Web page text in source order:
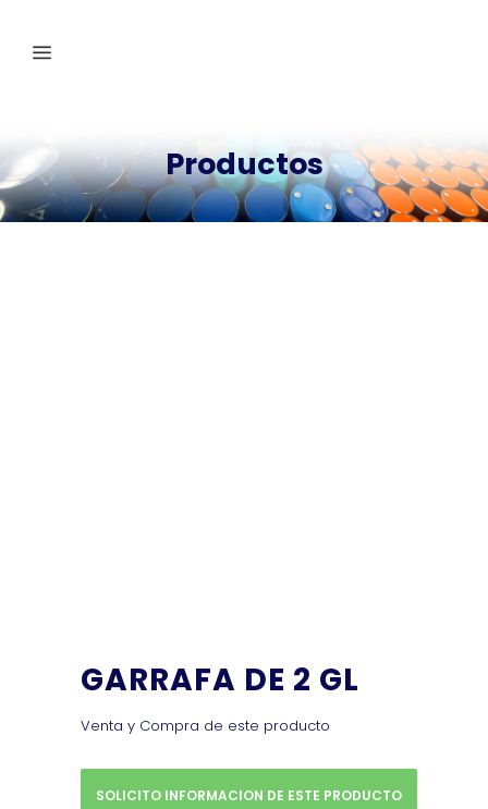
Productos
GARRAFA DE 2 GL
Venta y Compra de este producto
SOLICITO INFORMACION DE ESTE PRODUCTO